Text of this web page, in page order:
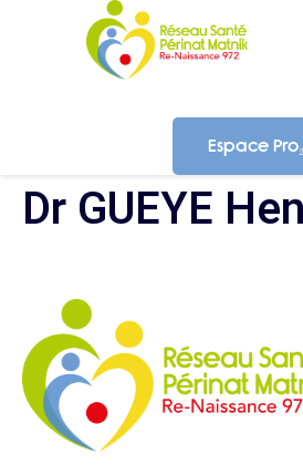
Espace Pro
Dr GUEYE